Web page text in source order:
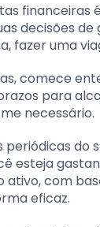
financeiras
decisões
fazer uma
comece
para
necessário.
periódicas do
esteja
ativo, com
eficaz.